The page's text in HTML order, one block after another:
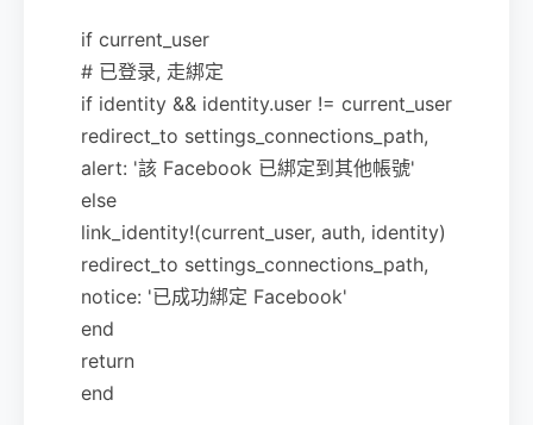
if current_user
# 已登录, 走綁定
if identity && identity.user != current_user
redirect_to settings_connections_path,
alert: '該 Facebook 已綁定到其他帳號'
else
link_identity!(current_user, auth, identity)
redirect_to settings_connections_path,
notice: '已成功綁定 Facebook'
end
return
end